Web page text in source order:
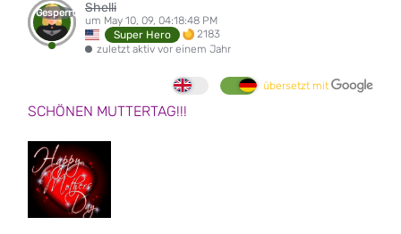
Gesperrt Shelli
um May 10, 09, 04:18:48 PM
Super Hero
2183
zuletzt aktiv vor einem Jahr
übersetzt mit
SCHÖNEN MUTTERTAG!!!